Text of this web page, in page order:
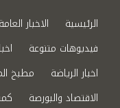
الرئيسية الاخبار العامة
فيديوهات متنوعة
اخبار الرياضة
مطبخ
الاقتصاد والبورصة